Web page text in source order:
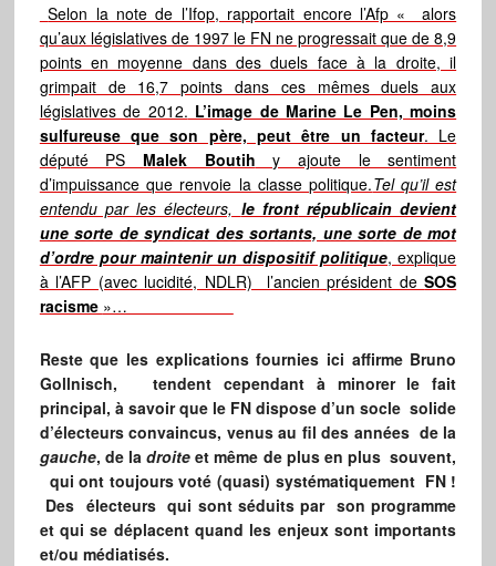
Selon la note de l’Ifop, rapportait encore l’Afp « alors
qu’aux législatives de 1997 le FN ne progressait que de 8,9
points en moyenne dans des duels face à la droite, il
grimpait de 16,7 points dans ces mêmes duels aux
législatives de 2012. L’image de Marine Le Pen, moins
sulfureuse que son père, peut être un facteur. Le
député PS Malek Boutih y ajoute le sentiment
d’impuissance que renvoie la classe politique.Tel qu’il est
entendu par les électeurs, le front républicain devient
une sorte de syndicat des sortants, une sorte de mot
d’ordre pour maintenir un dispositif politique, explique
à l’AFP (avec lucidité, NDLR) l’ancien président deSOS
racisme »…
Reste que les explications fournies ici affirme Bruno
Gollnisch, tendent cependant à minorer le fait
principal, à savoir que le FN dispose d’un socle solide
d’électeurs convaincus, venus au fil des années de la
gauche, de ladroite et même de plus en plus souvent,
qui ont toujours voté (quasi) systématiquement FN !
Des électeurs qui sont séduits par son programme
et qui se déplacent quand les enjeux sont importants
et/ou médiatisés.